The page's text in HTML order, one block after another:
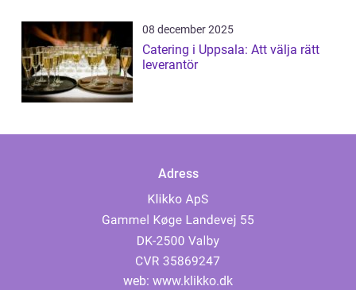
08 december 2025
Catering i Uppsala: Att välja rätt
leverantör
Adress
web: www.klikko.dk